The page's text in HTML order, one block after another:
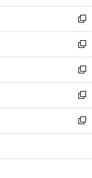
開
く
ウ
で
開
く
ン
ド
ウ
で
開
く
ウ
ィ
ン
ド
ウ
で
開
く
新
し
い
ウ
ィ
ン
ド
ウ
で
開
新
し
い
ウ
ィ
ン
ド
ウ
開
新
し
い
ウ
ィ
ン
ウ
新
し
い
ウ
ン
新
し
ウ